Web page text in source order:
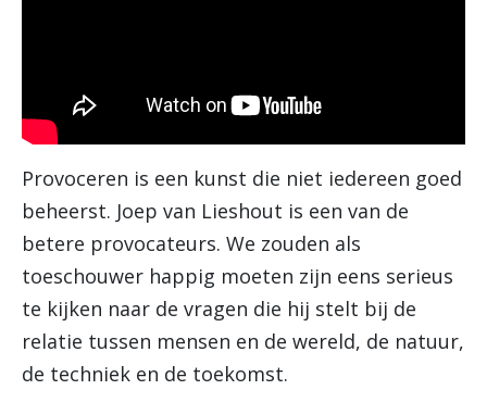
Provoceren is een kunst die niet iedereen goed
beheerst. Joep van Lieshout is een van de
betere provocateurs. We zouden als
toeschouwer happig moeten zijn eens serieus
te kijken naar de vragen die hij stelt bij de
relatie tussen mensen en de wereld, de natuur,
de techniek en de toekomst.